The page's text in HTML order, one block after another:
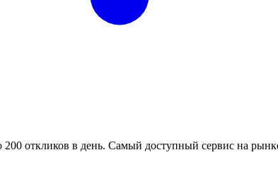
откликов в день. Самый доступный сервис на